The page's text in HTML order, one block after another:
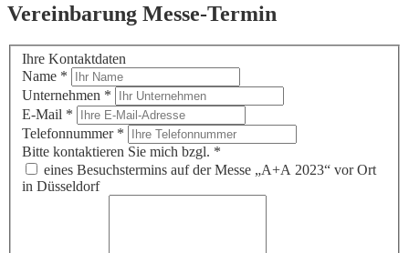
Vereinbarung Messe-Termin
Ihre Kontaktdaten
Name *
Unternehmen *
E-Mail *
Telefonnummer *
Bitte kontaktieren Sie mich bzgl. *
eines Besuchstermins auf der Messe „A+A 2023“ vor Ort
in Düsseldorf